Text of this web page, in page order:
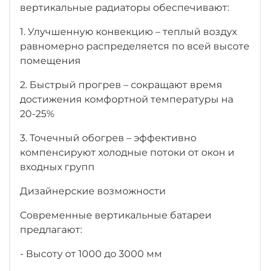
вертикальные радиаторы обеспечивают:
1. Улучшенную конвекцию – теплый воздух
равномерно распределяется по всей высоте
помещения
2. Быстрый прогрев – сокращают время
достижения комфортной температуры на
20-25%
3. Точечный обогрев – эффективно
компенсируют холодные потоки от окон и
входных групп
Дизайнерские возможности
Современные вертикальные батареи
предлагают:
- Высоту от 1000 до 3000 мм